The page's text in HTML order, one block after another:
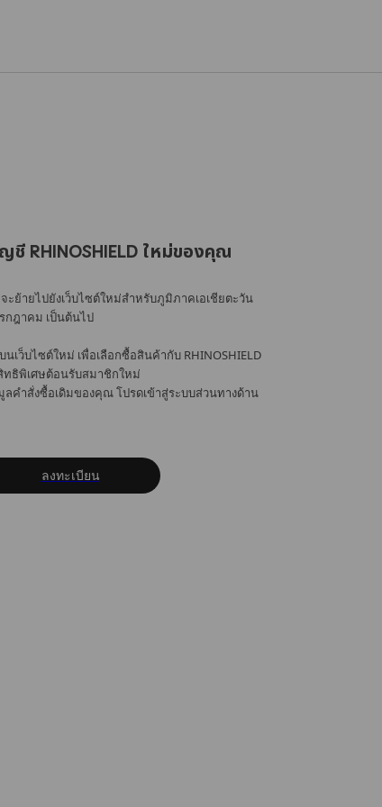
ชี RHINOSHIELD ใหม่ของคุณ
จะย้ายไปยังเว็บไซต์ใหม่สำหรับภูมิภาคเอเชียตะวัน
รกฎาคม เป็นต้นไป
นเว็บไซต์ใหม่ เพื่อเลือกซื้อสินค้ากับ RHINOSHIELD
ทธิพิเศษต้อนรับสมาชิกใหม่
ลคำสั่งซื้อเดิมของคุณ โปรดเข้าสู่ระบบส่วนทางด้าน